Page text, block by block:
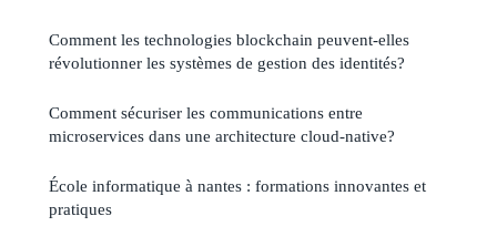
Comment les technologies blockchain peuvent-elles
révolutionner les systèmes de gestion des identités?
Comment sécuriser les communications entre
microservices dans une architecture cloud-native?
École informatique à nantes : formations innovantes et
pratiques